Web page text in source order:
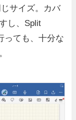
サイズ。カバ
し、Split
っても、十分な